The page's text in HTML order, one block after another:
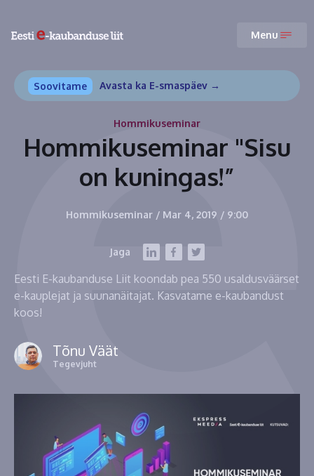
Menu
Soovitame Avasta ka E-smaspäev →
Hommikuseminar
Hommikuseminar "Sisu
on kuningas!”
Hommikuseminar / Mar 4, 2019 / 9:00
Jaga
Eesti E-kaubanduse Liit koondab pea 550 usaldusväärset
e-kauplejat ja suunanäitajat. Kasvatame e-kaubandust
koos!
Tõnu Väät
Tegevjuht